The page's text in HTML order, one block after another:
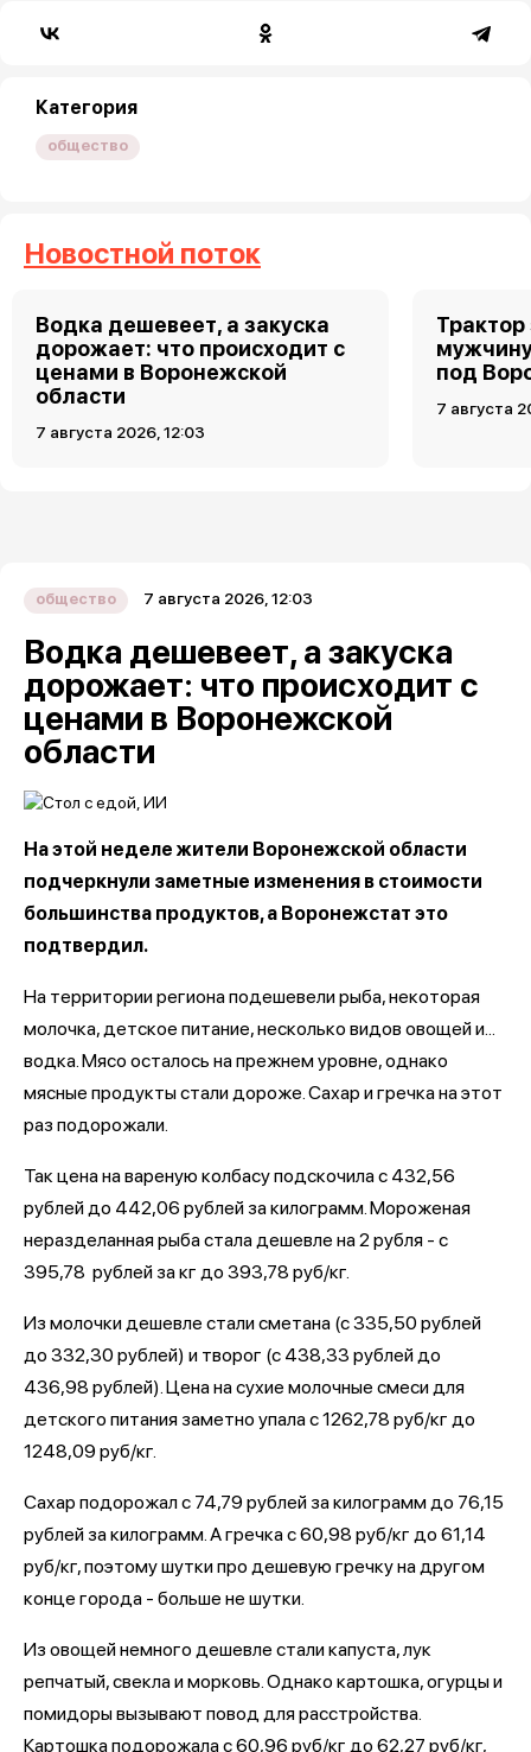
Категория
общество
Новостной поток
Водка дешевеет, а закуска
дорожает: что происходит с
ценами в Воронежской
области
7 августа 2026, 12:03
под
7 августа
общество 7 августа 2026, 12:03
Водка дешевеет, а закуска
дорожает: что происходит с
ценами в Воронежской
области
На этой неделе жители Воронежской области
подчеркнули заметные изменения в стоимости
большинства продуктов, а Воронежстат это
подтвердил.
На территории региона подешевели рыба, некоторая
молочка, детское питание, несколько видов овощей и...
водка. Мясо осталось на прежнем уровне, однако
мясные продукты стали дороже. Сахар и гречка на этот
раз подорожали.
Так цена на вареную колбасу подскочила с 432,56
рублей до 442,06 рублей за килограмм. Мороженая
неразделанная рыба стала дешевле на 2 рубля - с
395,78 рублей за кг до 393,78 руб/кг.
Из молочки дешевле стали сметана (с 335,50 рублей
до 332,30 рублей) и творог (с 438,33 рублей до
436,98 рублей). Цена на сухие молочные смеси для
детского питания заметно упала с 1262,78 руб/кг до
1248,09 руб/кг.
Сахар подорожал с 74,79 рублей за килограмм до 76,15
рублей за килограмм. А гречка с 60,98 руб/кг до 61,14
руб/кг, поэтому шутки про дешевую гречку на другом
конце города - больше не шутки.
Из овощей немного дешевле стали капуста, лук
репчатый, свекла и морковь. Однако картошка, огурцы и
помидоры вызывают повод для расстройства.
Картошка подорожала с 60,96 руб/кг до 62,27 руб/кг,